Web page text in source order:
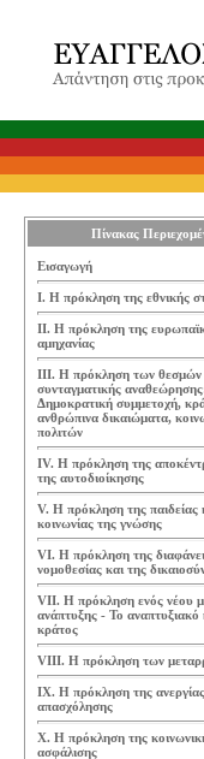
Πίνακας
Εισαγωγή
Ι. Η πρόκληση της εθνικής
ΙΙ. Η πρόκληση της
αμηχανίας
ΙΙΙ. Η πρόκληση των θεσμών
συνταγματικής
Δημοκρατική συμμετοχή,
ανθρώπινα δικαιώματα,
πολιτών
IV. Η πρόκληση της
της αυτοδιοίκησης
V. Η πρόκληση της παιδείας
κοινωνίας της γνώσης
VI. Η πρόκληση της
νομοθεσίας και της
VII. Η πρόκληση ενός νέου
ανάπτυξης - Το αναπτυξιακό
κράτος
VIII. Η πρόκληση των
IX. Η πρόκληση της
απασχόλησης
Χ. Η πρόκληση της
ασφάλισης